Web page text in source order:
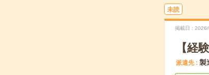
未読
掲載日
【経
派遣先 製